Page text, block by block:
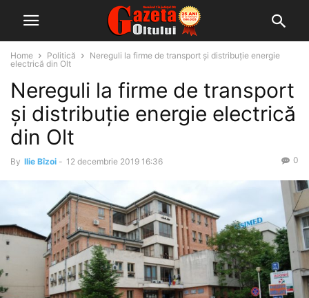
Home Politică
Nereguli la firme de transport și distribuție energie
electrică din Olt
Nereguli la firme de transport
și distribuție energie electrică
din Olt
By Ilie Bîzoi - 12 decembrie 2019 16:36 0